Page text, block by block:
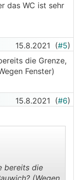
das WC ist sehr
15.8.2021 (#5)
die Grenze,
Fenster)
15.8.2021 (#6)
bereits die
(Wegen